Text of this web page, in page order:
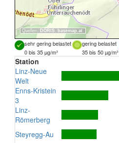
Quellen: DORIS, basemap.at
sehr gering belastet gering belastet
0 bis 35 µg/m³
35 bis 50 µg/m³
Station
Linz-Neue
Welt
Enns-Kristein
3
Linz-
Römerberg
Steyregg-Au